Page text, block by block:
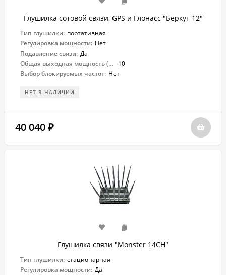
Глушилка сотовой связи, GPS и Глонасс "Беркут 12"
Тип глушилки: портативная
Регулировка мощности: Нет
Подавление связи: Да
Общая выходная мощность (Вт):
10
Выбор блокируемых частот: Нет
НЕТ В НАЛИЧИИ
40 040 ₽
Глушилка связи "Monster 14CH"
Тип глушилки: стационарная
Регулировка мощности: Да